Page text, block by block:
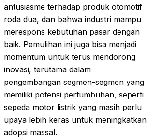
antusiasme terhadap produk otomotif
roda dua, dan bahwa industri mampu
merespons kebutuhan pasar dengan
baik. Pemulihan ini juga bisa menjadi
momentum untuk terus mendorong
inovasi, terutama dalam
pengembangan segmen-segmen yang
memiliki potensi pertumbuhan, seperti
sepeda motor listrik yang masih perlu
upaya lebih keras untuk meningkatkan
adopsi massal.